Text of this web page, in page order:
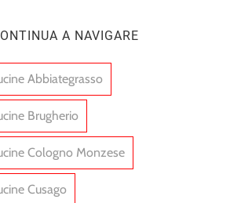
A NAVIGARE
Abbiategrasso
Brugherio
Cologno Monzese
Cusago